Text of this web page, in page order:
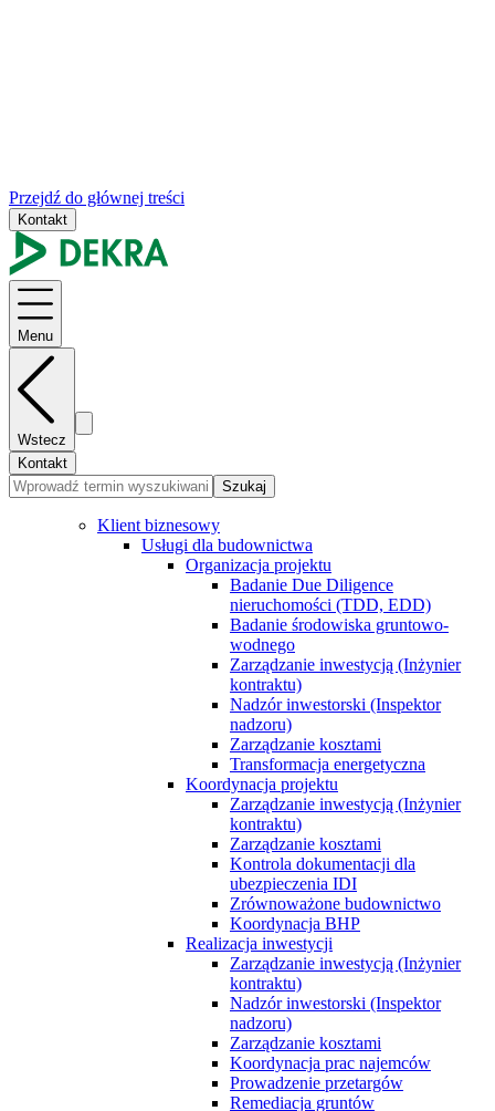
Przejdź do głównej treści
Kontakt
Menu
Wstecz
Kontakt
Szukaj
Klient biznesowy
Usługi dla budownictwa
Organizacja projektu
Badanie Due Diligence
nieruchomości (TDD, EDD)
Badanie środowiska gruntowo-
wodnego
Zarządzanie inwestycją (Inżynier
kontraktu)
Nadzór inwestorski (Inspektor
nadzoru)
Zarządzanie kosztami
Transformacja energetyczna
Koordynacja projektu
Zarządzanie inwestycją (Inżynier
kontraktu)
Zarządzanie kosztami
Kontrola dokumentacji dla
ubezpieczenia IDI
Zrównoważone budownictwo
Koordynacja BHP
Realizacja inwestycji
Zarządzanie inwestycją (Inżynier
kontraktu)
Nadzór inwestorski (Inspektor
nadzoru)
Zarządzanie kosztami
Koordynacja prac najemców
Prowadzenie przetargów
Remediacja gruntów